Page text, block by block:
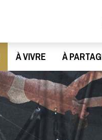
À VIVRE À